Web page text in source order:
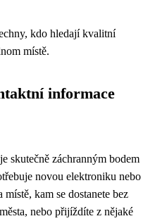
kdo hledají kvalitní
místě.
informace
skutečně záchranným bodem
novou elektroniku nebo
kam se dostanete bez
nebo přijíždíte z nějaké